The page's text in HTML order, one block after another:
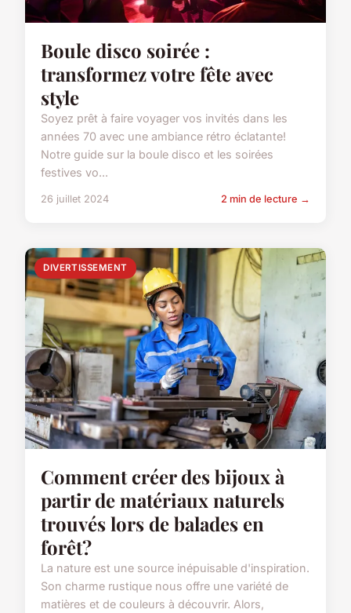
Boule disco soirée :
transformez votre fête avec
style
Soyez prêt à faire voyager vos invités dans les
années 70 avec une ambiance rétro éclatante!
Notre guide sur la boule disco et les soirées
festives vo...
26 juillet 2024 2 min de lecture →
DIVERTISSEMENT
Comment créer des bijoux à
partir de matériaux naturels
trouvés lors de balades en
forêt?
La nature est une source inépuisable d'inspiration.
Son charme rustique nous offre une variété de
matières et de couleurs à découvrir. Alors,